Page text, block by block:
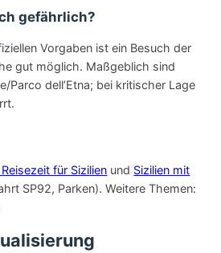
gefährlich?
Vorgaben ist ein Besuch der
gut möglich. Maßgeblich sind
Parco dell’Etna; bei kritischer Lage
für Sizilien und Sizilien mit
SP92, Parken). Weitere Themen: